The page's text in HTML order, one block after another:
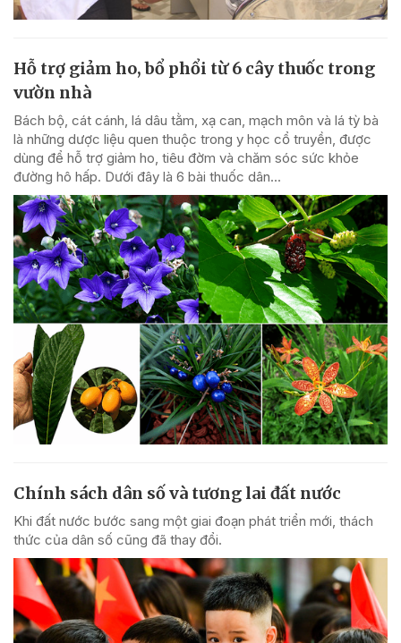
Hỗ trợ giảm ho, bổ phổi từ 6 cây thuốc trong
vườn nhà
Bách bộ, cát cánh, lá dâu tằm, xạ can, mạch môn và lá tỳ bà
là những dược liệu quen thuộc trong y học cổ truyền, được
dùng để hỗ trợ giảm ho, tiêu đờm và chăm sóc sức khỏe
đường hô hấp. Dưới đây là 6 bài thuốc dân...
Chính sách dân số và tương lai đất nước
Khi đất nước bước sang một giai đoạn phát triển mới, thách
thức của dân số cũng đã thay đổi.